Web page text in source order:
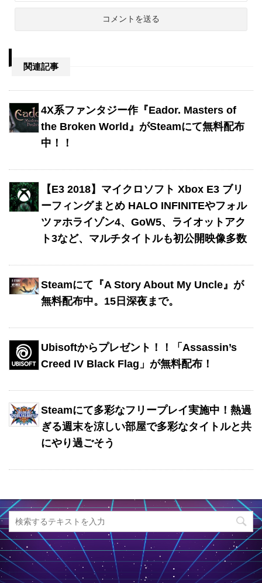
関連記事
4X系ファンタジー作『Eador. Masters of
the Broken World』がSteamにて無料配布
中！！
【E3 2018】マイクロソフト Xbox E3 ブリ
ーフィングまとめ HALO INFINITEやフォル
ツァホライゾン4、GoW5、ライオットアク
ト3など、マルチタイトルも初公開映像多数
Steamにて『A Story About My Uncle』が
無料配布中。15日深夜まで。
Ubisoftからプレゼント！！「Assassin’s
Creed IV Black Flag」が無料配布！
Steamにて多彩なフリープレイ実施中！熱過
ぎる週末を涼しい部屋で多彩なタイトルと共
にやり過ごそう